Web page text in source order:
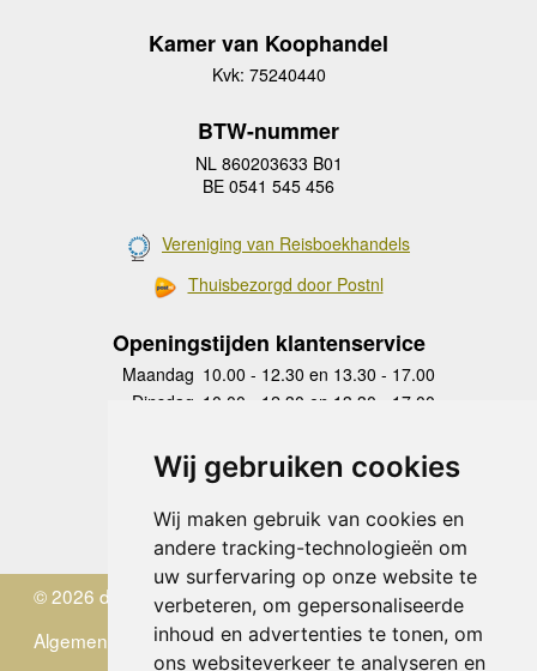
Wij gebruiken cookies
Wij maken gebruik van cookies en
andere tracking-technologieën om
uw surfervaring op onze website te
verbeteren, om gepersonaliseerde
inhoud en advertenties te tonen, om
ons websiteverkeer te analyseren en
Kamer van Koophandel
Kvk: 75240440
BTW-nummer
NL 860203633 B01
BE 0541 545 456
Vereniging van Reisboekhandels
Thuisbezorgd door Postnl
Openingstijden klantenservice
Maandag 10.00 - 12.30 en 13.30 - 17.00
Dinsdag 10.00 - 12.30 en 13.30 - 17.00
Donderdag
10.00 - 12.30 en 13.30 - 17.00
Vrijdag 10.00 - 12.30 en 13.30 - 17.00
Zaterdag
gesloten
Zondag gesloten
© 2026 de Zwerver
Algemene Voorwaarden